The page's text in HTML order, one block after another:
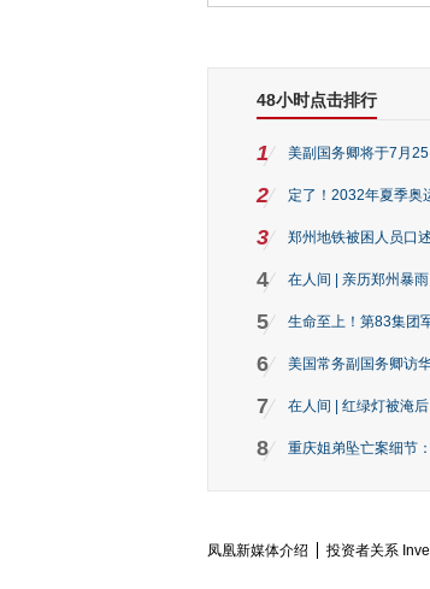
48小时点击排行
1 美副国务卿将于7月
2 定了！2032年夏季奥
3 郑州地铁被困人员口
4 在人间 | 亲历郑州暴
5 生命至上！第83集团
6 美国常务副国务卿访
7 在人间 | 红绿灯被淹
8 重庆姐弟坠亡案细节
凤凰新媒体介绍 投资者关系